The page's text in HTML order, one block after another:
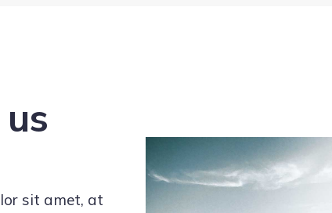
sit amet, at